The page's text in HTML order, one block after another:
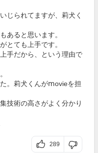
じられてますが、莉犬く
あると思います。
とても上手です。
手だから、という理由で
。莉犬くんがⅿovieを担
技術の高さがよく分かり
289